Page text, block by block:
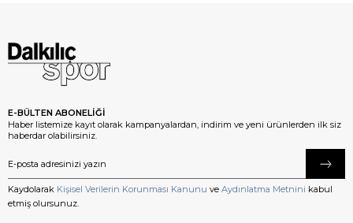
E-BÜLTEN ABONELİĞİ
Haber listemize kayıt olarak kampanyalardan, indirim ve yeni ürünlerden ilk siz
haberdar olabilirsiniz.
Kaydolarak Kişisel Verilerin Korunması Kanunu ve Aydınlatma Metnini kabul
etmiş olursunuz.